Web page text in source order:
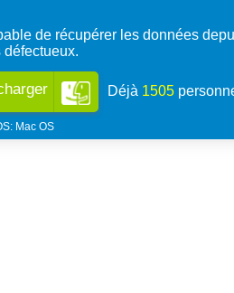
de récupérer les données
Déjà 1508